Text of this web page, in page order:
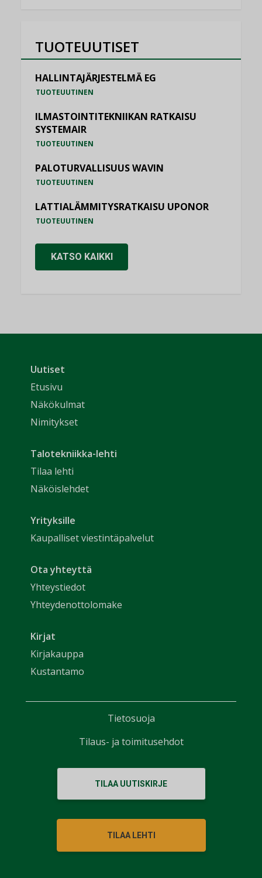
TUOTEUUTISET
HALLINTAJÄRJESTELMÄ EG
TUOTEUUTINEN
ILMASTOINTITEKNIIKAN RATKAISU
SYSTEMAIR
TUOTEUUTINEN
PALOTURVALLISUUS WAVIN
TUOTEUUTINEN
LATTIALÄMMITYSRATKAISU UPONOR
TUOTEUUTINEN
KATSO KAIKKI
Uutiset
Etusivu
Näkökulmat
Nimitykset
Talotekniikka-lehti
Tilaa lehti
Näköislehdet
Yrityksille
Kaupalliset viestintäpalvelut
Ota yhteyttä
Yhteystiedot
Yhteydenottolomake
Kirjat
Kirjakauppa
Kustantamo
TILAA UUTISKIRJE
TILAA LEHTI
Tietosuoja
Tilaus- ja toimitusehdot